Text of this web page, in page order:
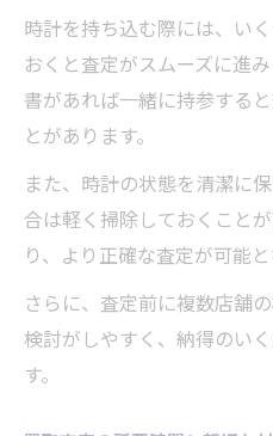
時計を持ち込む際には、い
おくと査定がスムーズに進
書があれば一緒に持参する
とがあります。
また、時計の状態を清潔に
合は軽く掃除しておくこと
り、より正確な査定が可能と
さらに、査定前に複数店舗
検討がしやすく、納得のい
す。